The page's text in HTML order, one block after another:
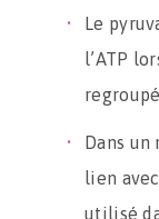
Le
l’ATP
Dans un
lien
utilisé